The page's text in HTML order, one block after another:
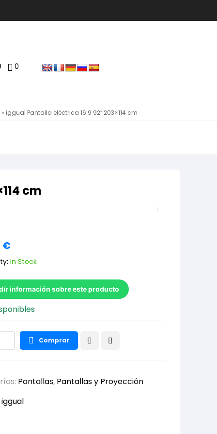
0
» iggual Pantalla eléctrica 16:9 92″ 203×114 cm
cm
€
In Stock
información sobre este producto
Comprar
Pantallas, Pantallas y Proyección
iggual